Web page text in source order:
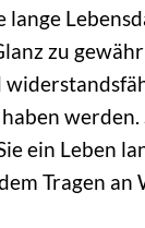
lange
zu
werden.
ein Leben
Tragen an